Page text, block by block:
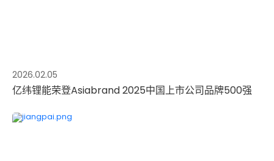
2026.02.05
亿纬锂能荣登Asiabrand 2025中国上市公司品牌500强